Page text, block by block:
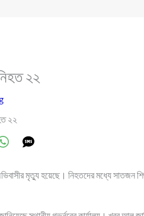
২২
২২
মৃত্যু হয়েছে। নিহতদের মধ্যে সাতজন